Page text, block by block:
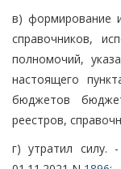
в) формирование
справочников,
полномочий,
настоящего
бюджетов
реестров,
г) утратил силу.